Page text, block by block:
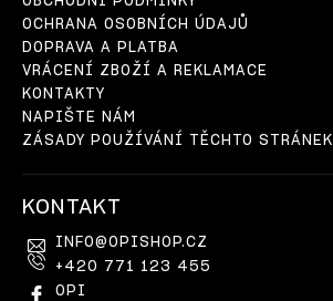
OCHRANA OSOBNÍCH ÚDAJŮ
DOPRAVA A PLATBA
VRÁCENÍ ZBOŽÍ A REKLAMACE
KONTAKTY
NAPIŠTE NÁM
ZÁSADY POUŽÍVÁNÍ TĚCHTO STRÁNEK
KONTAKT
INFO@OPISHOP.CZ
+420 771 123 455
OPI